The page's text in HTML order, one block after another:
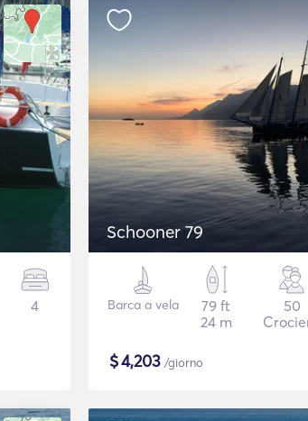
4
Schooner 79
Barca a vela
79 ft
24 m
50
$4,203 /giorno